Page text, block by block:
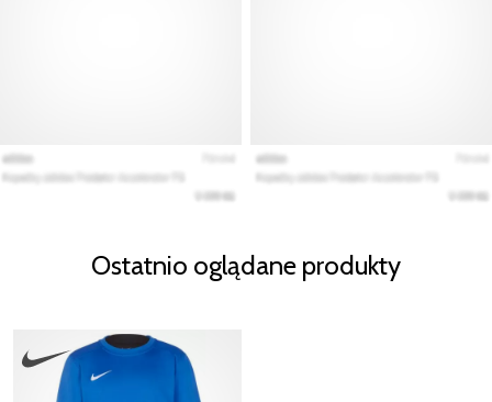
Ostatnio oglądane produkty